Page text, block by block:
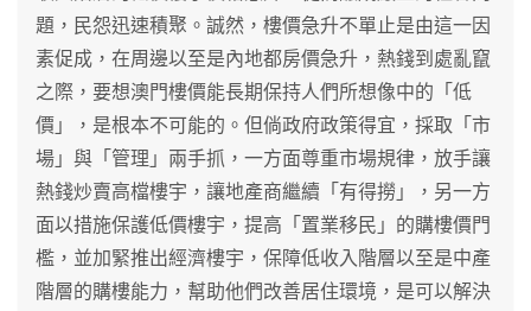
題，民怨迅速積聚。誠然，樓價急升不單止是由這一因
素促成，在周邊以至是內地都房價急升，熱錢到處亂竄
之際，要想澳門樓價能長期保持人們所想像中的「低
價」，是根本不可能的。但倘政府政策得宜，採取「市
場」與「管理」兩手抓，一方面尊重市場規律，放手讓
熱錢炒賣高檔樓宇，讓地產商繼續「有得撈」，另一方
面以措施保護低價樓宇，提高「置業移民」的購樓價門
檻，並加緊推出經濟樓宇，保障低收入階層以至是中產
階層的購樓能力，幫助他們改善居住環境，是可以解決